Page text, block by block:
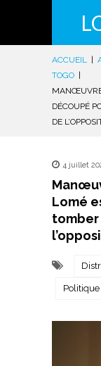
ACCUEIL
TOGO
DÉCOUPÉ
DE
4 juillet
Lomé
tomber
Politique